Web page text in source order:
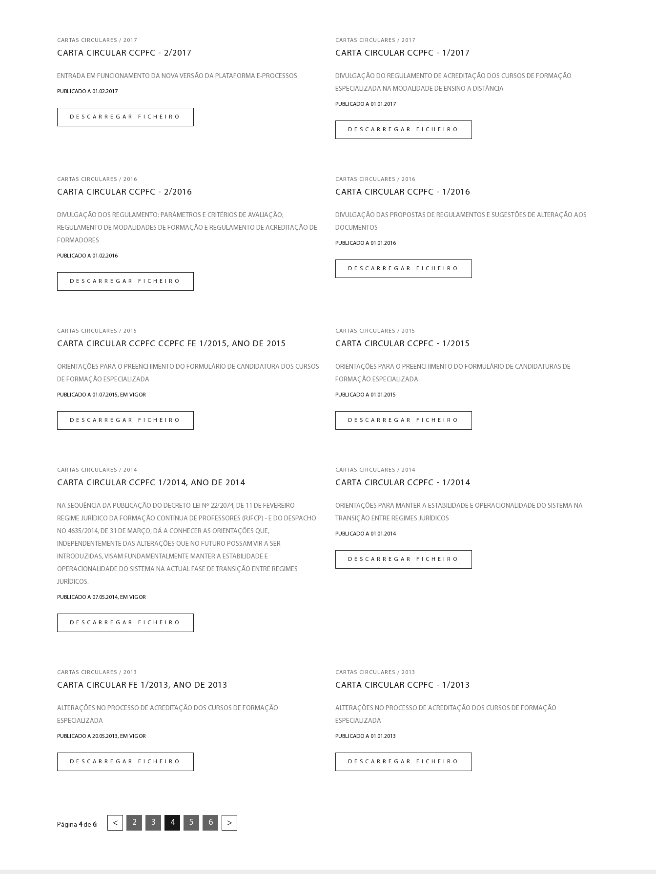
CARTAS CIRCULARES / 2017
CARTA CIRCULAR CCPFC - 2/2017
ENTRADA EM FUNCIONAMENTO DA NOVA VERSÃO DA PLATAFORMA E-PROCESSOS
PUBLICADO A 01.02.2017
DESCARREGAR FICHEIRO
CARTAS CIRCULARES / 2017
CARTA CIRCULAR CCPFC - 1/2017
DIVULGAÇÃO DO REGULAMENTO DE ACREDITAÇÃO DOS CURSOS DE FORMAÇÃO
ESPECIALIZADA NA MODALIDADE DE ENSINO A DISTÂNCIA
PUBLICADO A 01.01.2017
DESCARREGAR FICHEIRO
CARTAS CIRCULARES / 2016
CARTA CIRCULAR CCPFC - 2/2016
DIVULGAÇÃO DOS REGULAMENTO: PARÂMETROS E CRITÉRIOS DE AVALIAÇÃO;
REGULAMENTO DE MODALIDADES DE FORMAÇÃO E REGULAMENTO DE ACREDITAÇÃO DE
FORMADORES
PUBLICADO A 01.02.2016
DESCARREGAR FICHEIRO
CARTAS CIRCULARES / 2016
CARTA CIRCULAR CCPFC - 1/2016
DIVULGAÇÃO DAS PROPOSTAS DE REGULAMENTOS E SUGESTÕES DE ALTERAÇÃO AOS
DOCUMENTOS
PUBLICADO A 01.01.2016
DESCARREGAR FICHEIRO
CARTAS CIRCULARES / 2015
CARTA CIRCULAR CCPFC CCPFC FE 1/2015, ANO DE 2015
ORIENTAÇÕES PARA O PREENCHIMENTO DO FORMULÁRIO DE CANDIDATURA DOS CURSOS
DE FORMAÇÃO ESPECIALIZADA
PUBLICADO A 01.07.2015, EM VIGOR
DESCARREGAR FICHEIRO
CARTAS CIRCULARES / 2015
CARTA CIRCULAR CCPFC - 1/2015
ORIENTAÇÕES PARA O PREENCHIMENTO DO FORMULÁRIO DE CANDIDATURAS DE
FORMAÇÃO ESPECIALIZADA
PUBLICADO A 01.01.2015
DESCARREGAR FICHEIRO
CARTAS CIRCULARES / 2014
CARTA CIRCULAR CCPFC 1/2014, ANO DE 2014
NA SEQUÊNCIA DA PUBLICAÇÃO DO DECRETO-LEI Nº 22/2074, DE 11 DE FEVEREIRO –
REGIME JURÍDICO DA FORMAÇÃO CONTÍNUA DE PROFESSORES (RJFCP) - E DO DESPACHO
NO 4635/2014, DE 31 DE MARÇO, DÁ A CONHECER AS ORIENTAÇÕES QUE,
INDEPENDENTEMENTE DAS ALTERAÇÕES QUE NO FUTURO POSSAM VIR A SER
INTRODUZIDAS, VISAM FUNDAMENTALMENTE MANTER A ESTABILIDADE E
OPERACIONALIDADE DO SISTEMA NA ACTUAL FASE DE TRANSIÇÃO ENTRE REGIMES
JURÍDICOS.
PUBLICADO A 07.05.2014, EM VIGOR
DESCARREGAR FICHEIRO
CARTAS CIRCULARES / 2014
CARTA CIRCULAR CCPFC - 1/2014
ORIENTAÇÕES PARA MANTER A ESTABILIDADE E OPERACIONALIDADE DO SISTEMA NA
TRANSIÇÃO ENTRE REGIMES JURÍDICOS
PUBLICADO A 01.01.2014
DESCARREGAR FICHEIRO
CARTAS CIRCULARES / 2013
CARTA CIRCULAR FE 1/2013, ANO DE 2013
ALTERAÇÕES NO PROCESSO DE ACREDITAÇÃO DOS CURSOS DE FORMAÇÃO
ESPECIALIZADA
PUBLICADO A 20.05.2013, EM VIGOR
DESCARREGAR FICHEIRO
CARTAS CIRCULARES / 2013
CARTA CIRCULAR CCPFC - 1/2013
ALTERAÇÕES NO PROCESSO DE ACREDITAÇÃO DOS CURSOS DE FORMAÇÃO
ESPECIALIZADA
PUBLICADO A 01.01.2013
DESCARREGAR FICHEIRO
Página 4de 6: < 2 3 4 5 6 >